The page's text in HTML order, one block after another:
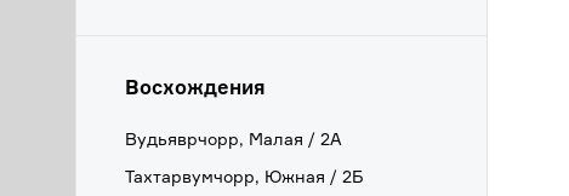
Восхождения
Вудьяврчорр, Малая / 2А
Тахтарвумчорр, Южная / 2Б